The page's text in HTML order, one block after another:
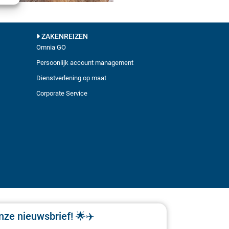
ZAKENREIZEN
Omnia GO
Persoonlijk account management
Dienstverlening op maat
Corporate Service
nieuwsbrief! 🌟✈️